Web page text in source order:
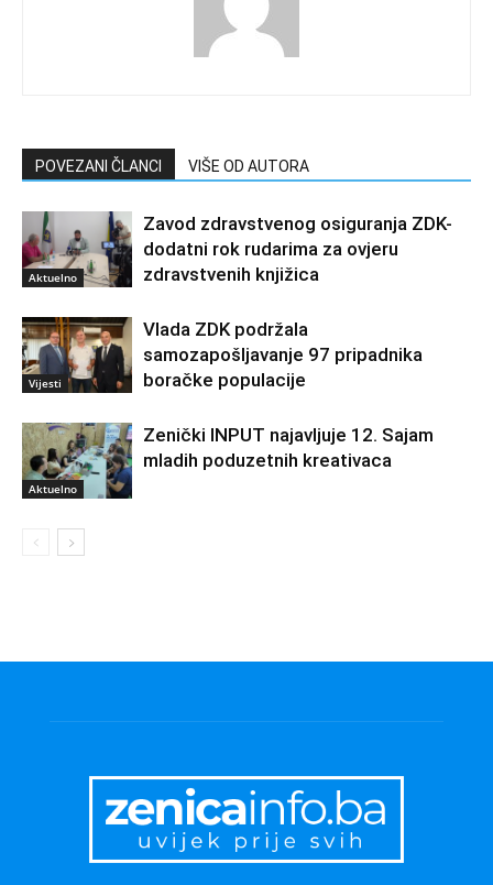
POVEZANI ČLANCI VIŠE OD AUTORA
Aktuelno
Zavod zdravstvenog osiguranja ZDK-
dodatni rok rudarima za ovjeru
zdravstvenih knjižica
Vijesti
Vlada ZDK podržala
samozapošljavanje 97 pripadnika
boračke populacije
Aktuelno
Zenički INPUT najavljuje 12. Sajam
mladih poduzetnih kreativaca